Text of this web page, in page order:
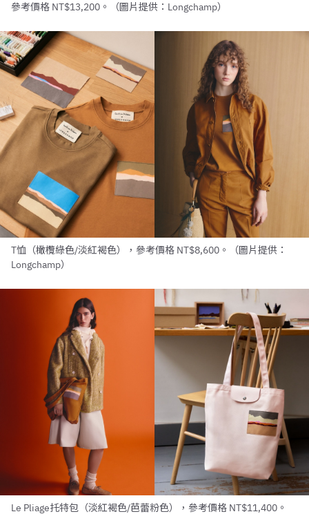
參考價格 NT$13,200。（圖片提供：Longchamp）
T恤（橄欖綠色/淡紅褐色），參考價格 NT$8,600。（圖片提供：
Longchamp）
Le Pliage托特包（淡紅褐色/芭蕾粉色），參考價格 NT$11,400。